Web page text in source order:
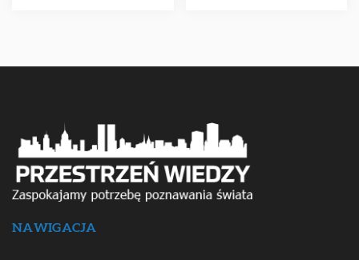
NAWIGACJA